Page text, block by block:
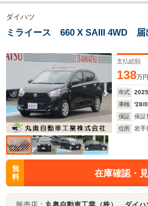
ダイハツ
ミライース 660 X SAIII 4WD 届
支払総額
138万円
年式 2025
車検
'28/
保証
保証
住所
岩手
無
料
在庫確認・